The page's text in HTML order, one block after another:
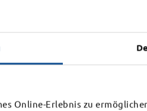
Online-Erlebnis zu
Bürgerbüro